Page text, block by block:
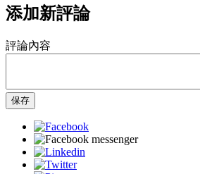
添加新評論
評論內容
保存